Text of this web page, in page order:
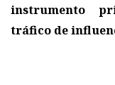
instrumento
tráfico de